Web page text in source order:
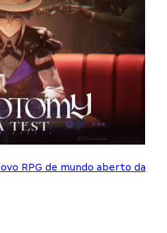
RPG de mundo aberto da